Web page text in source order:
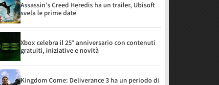
Assassin's Creed Heredis ha un trailer, Ubisoft
svela le prime date
Xbox celebra il 25° anniversario con contenuti
gratuiti, iniziative e novità
Kingdom Come: Deliverance 3 ha un periodo di